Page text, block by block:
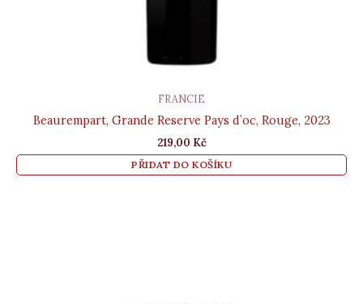
FRANCIE
Beaurempart, Grande Reserve Pays d’oc, Rouge, 2023
219,00 Kč
PŘIDAT DO KOŠÍKU